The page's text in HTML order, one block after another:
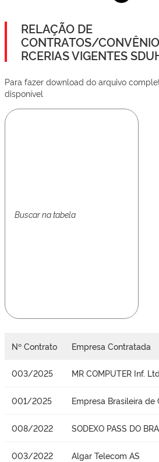
RELAÇÃO DE
CONTRATOS/
RCERIAS VIGENTES
Para fazer download do arquivo
disponível
Nº Contrato Empresa Contratada
003/2025 MR COMPUTER Inf.
001/2025 Empresa Brasileira de
008/2022 SODEXO PASS DO
003/2022 Algar Telecom AS